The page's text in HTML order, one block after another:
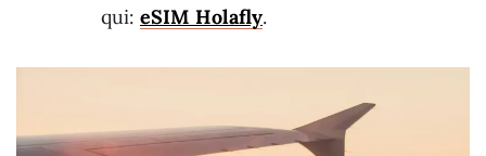
qui: eSIM Holafly.